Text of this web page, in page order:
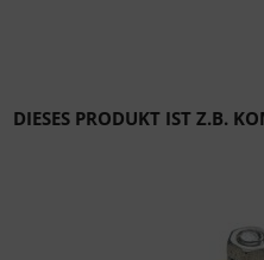
DIESES PRODUKT IST Z.B.